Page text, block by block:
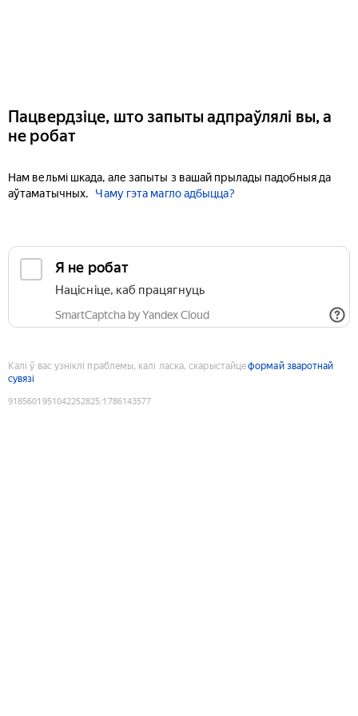
Пацвердзіце, што запыты адпраўлялі вы, а
не робат
Нам вельмі шкада, але запыты з вашай прылады падобныя да
аўтаматычных.
Чаму гэта магло адбыцца?
Я не робат
Націсніце, каб працягнуць
SmartCaptcha by Yandex Cloud
Калі ў вас узніклі праблемы, калі ласка, скарыстайцеформай зваротнай
сувязі
9185601951042252825:1786143577